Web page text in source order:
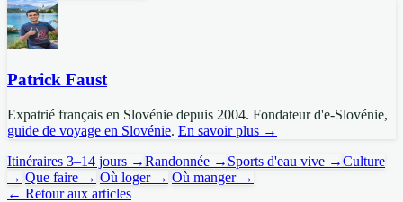
Patrick Faust
Expatrié français en Slovénie depuis 2004. Fondateur d'e-Slovénie,
guide de voyage en Slovénie. En savoir plus →
Itinéraires 3–14 jours →Randonnée → Sports d'eau vive →Culture
→ Que faire → Où loger → Où manger →
← Retour aux articles